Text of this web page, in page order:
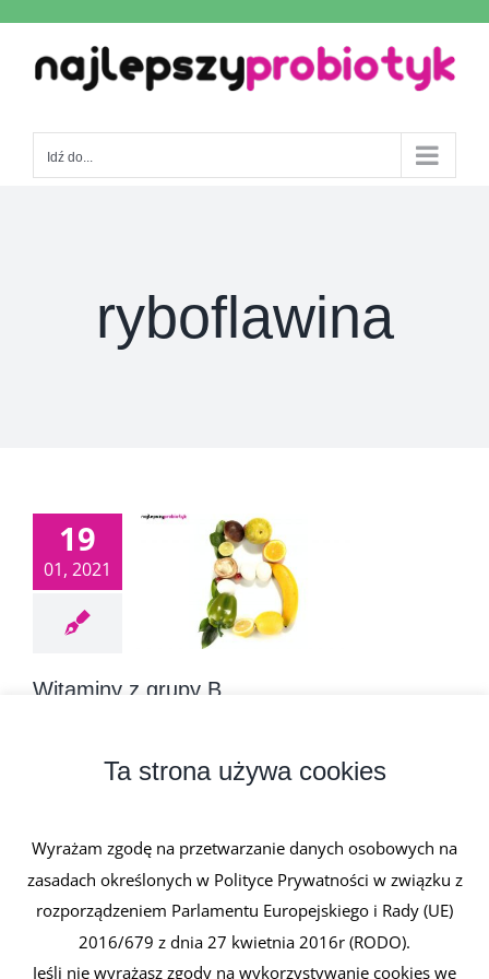
content
Idź do...
ryboflawina
19
01, 2021
Witaminy z grupy B
Witaminy z grupy B obejmuje witaminy będące
Czytaj dalej
Ta strona używa cookies
Wyrażam zgodę na przetwarzanie danych osobowych na
zasadach określonych w Polityce Prywatności w związku z
rozporządzeniem Parlamentu Europejskiego i Rady (UE)
2016/679 z dnia 27 kwietnia 2016r (RODO).
Jeśli nie wyrażasz zgody na wykorzystywanie cookies we